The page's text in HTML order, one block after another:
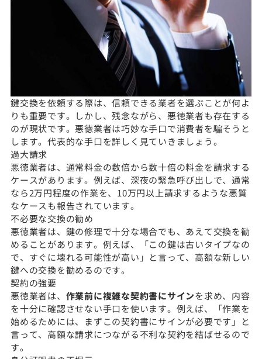
鍵交換を依頼する際は、信頼できる業者を選ぶことが何よ
りも重要です。しかし、残念ながら、悪徳業者も存在する
のが現状です。悪徳業者は巧妙な手口で消費者を騙そうと
します。代表的な手口を詳しく見ていきましょう。
過大請求
悪徳業者は、通常料金の数倍から数十倍の料金を請求する
ケースがあります。例えば、深夜の緊急呼び出しで、通常
なら2万円程度の作業を、10万円以上請求するような悪質
なケースも報告されています。
不必要な交換の勧め
悪徳業者は、鍵の修理で十分な場合でも、あえて交換を勧
めることがあります。例えば、「この鍵は古いタイプなの
で、すぐに壊れる可能性が高い」と言って、高額な新しい
鍵への交換を勧めるのです。
契約の強要
悪徳業者は、 作業前に複雑な契約書にサインを求め、内容
を十分に確認させない手口を使います。例えば、「作業を
始めるためには、まずこの契約書にサインが必要です」と
言って、高額な請求につながる不利な契約を結ばせるので
す。